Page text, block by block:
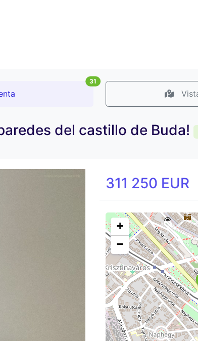
31
del castillo de Buda!
311 250 EUR
+
−